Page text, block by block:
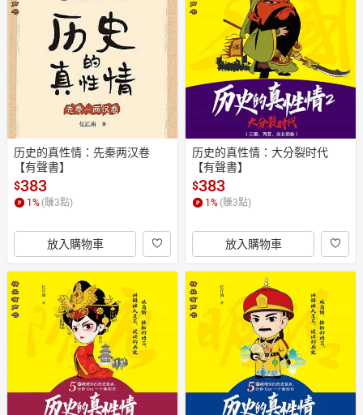
历史的真性情：先秦两汉卷
【有聲書】
$383
1 % (賺3點)
放入購物車
历史的真性情：大分裂时代
【有聲書】
$383
1 % (賺3點)
放入購物車